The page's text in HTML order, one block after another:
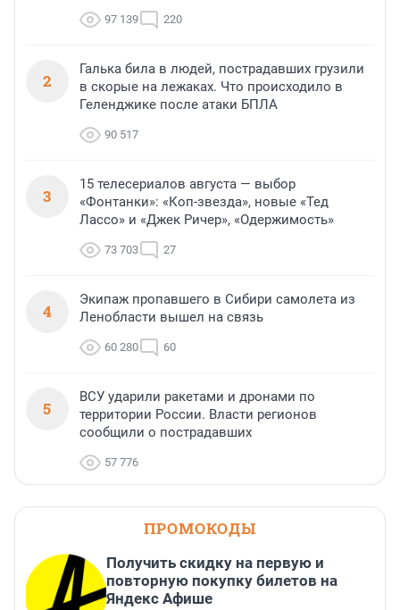
97 139 220
2
Галька била в людей, пострадавших грузили
в скорые на лежаках. Что происходило в
Геленджике после атаки БПЛА
90 517
3
15 телесериалов августа — выбор
«Фонтанки»: «Коп-звезда», новые «Тед
Лассо» и «Джек Ричер», «Одержимость»
73 703 27
4
Экипаж пропавшего в Сибири самолета из
Ленобласти вышел на связь
60 280 60
5
ВСУ ударили ракетами и дронами по
территории России. Власти регионов
сообщили о пострадавших
57 776
ПРОМОКОДЫ
Получить скидку на первую и
повторную покупку билетов на
Яндекс Афише